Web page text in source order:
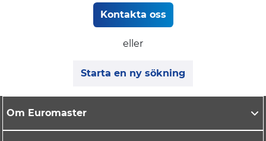
Kontakta oss
eller
Starta en ny sökning
Om Euromaster